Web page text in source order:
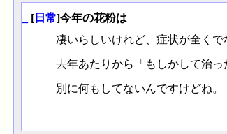
[日常]今年の花粉は
凄いらしいけれど、症状が全くで
去年あたりから「もしかして治っ
別に何もしてないんですけどね。